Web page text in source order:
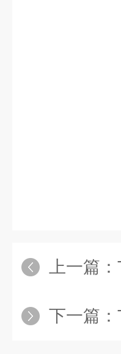
上一篇：
下一篇：